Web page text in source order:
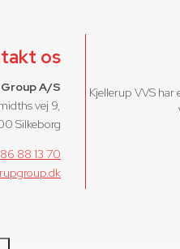
os
A/S
vej 9,
Silkeborg
86 88 13 70
Kjellerup VVS